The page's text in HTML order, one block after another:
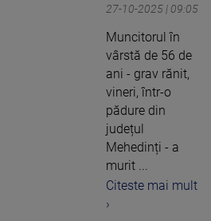
27-10-2025 | 09:05
Muncitorul în
vârstă de 56 de
ani - grav rănit,
vineri, într-o
pădure din
județul
Mehedinți - a
murit ...
Citeste mai mult
›